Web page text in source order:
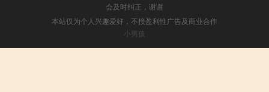
会及时纠正，谢谢
本站仅为个人兴趣爱好，不接盈利性广告及商业合作
小男孩